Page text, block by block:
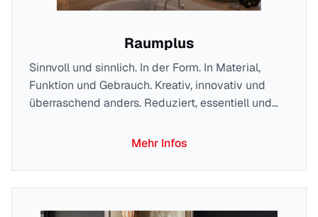
Raumplus
Sinnvoll und sinnlich. In der Form. In Material,
Funktion und Gebrauch. Kreativ, innovativ und
überraschend anders. Reduziert, essentiell und
und gefertigt in Deutschland. Das Wesen macht
macht next125 authentisch.
Mehr Infos